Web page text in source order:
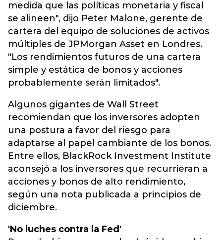
medida que las políticas monetaria y fiscal
se alineen", dijo Peter Malone, gerente de
cartera del equipo de soluciones de activos
múltiples de JPMorgan Asset en Londres.
"Los rendimientos futuros de una cartera
simple y estática de bonos y acciones
probablemente serán limitados".
Algunos gigantes de Wall Street
recomiendan que los inversores adopten
una postura a favor del riesgo para
adaptarse al papel cambiante de los bonos.
Entre ellos, BlackRock Investment Institute
aconsejó a los inversores que recurrieran a
acciones y bonos de alto rendimiento,
según una nota publicada a principios de
diciembre.
'No luches contra la Fed'